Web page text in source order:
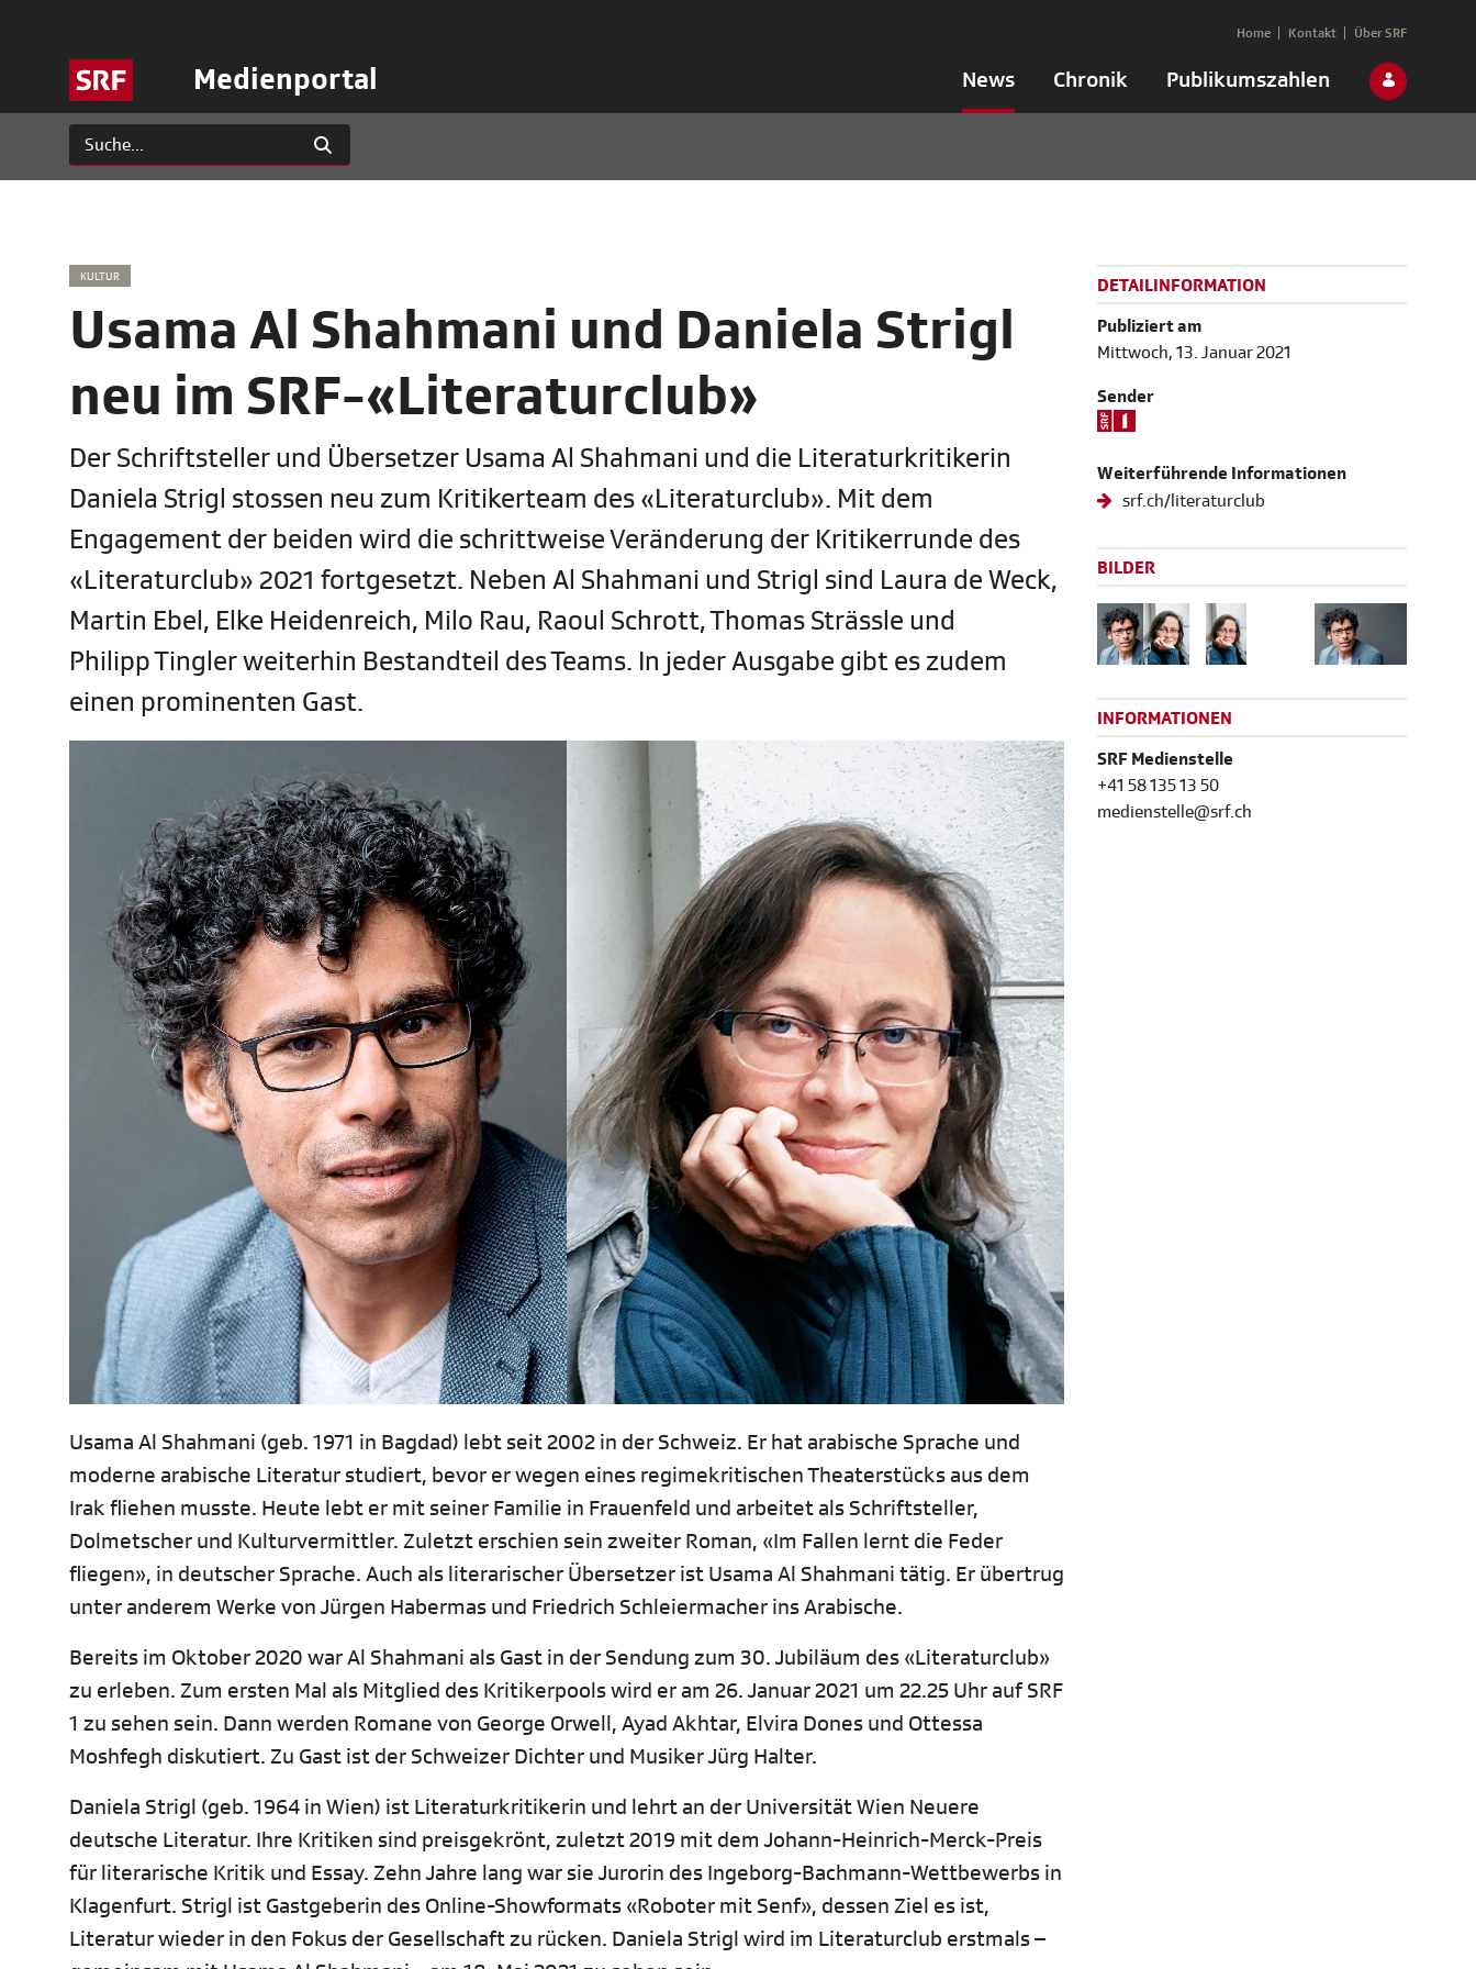
Medienportal News Chronik Publikumszahlen
Home Kontakt Über SRF
KULTUR
Usama Al Shahmani und Daniela Strigl
neu im SRF-«Literaturclub»
Der Schriftsteller und Übersetzer Usama Al Shahmani und die Literaturkritikerin
Daniela Strigl stossen neu zum Kritikerteam des «Literaturclub». Mit dem
Engagement der beiden wird die schrittweise Veränderung der Kritikerrunde des
«Literaturclub» 2021 fortgesetzt. Neben Al Shahmani und Strigl sind Laura de Weck,
Martin Ebel, Elke Heidenreich, Milo Rau, Raoul Schrott, Thomas Strässle und
Philipp Tingler weiterhin Bestandteil des Teams. In jeder Ausgabe gibt es zudem
einen prominenten Gast.
Usama Al Shahmani (geb. 1971 in Bagdad) lebt seit 2002 in der Schweiz. Er hat arabische Sprache und
moderne arabische Literatur studiert, bevor er wegen eines regimekritischen Theaterstücks aus dem
Irak fliehen musste. Heute lebt er mit seiner Familie in Frauenfeld und arbeitet als Schriftsteller,
Dolmetscher und Kulturvermittler. Zuletzt erschien sein zweiter Roman, «Im Fallen lernt die Feder
fliegen», in deutscher Sprache. Auch als literarischer Übersetzer ist Usama Al Shahmani tätig. Er übertrug
unter anderem Werke von Jürgen Habermas und Friedrich Schleiermacher ins Arabische.
Bereits im Oktober 2020 war Al Shahmani als Gast in der Sendung zum 30. Jubiläum des «Literaturclub»
zu erleben. Zum ersten Mal als Mitglied des Kritikerpools wird er am 26. Januar 2021 um 22.25 Uhr auf SRF
1 zu sehen sein. Dann werden Romane von George Orwell, Ayad Akhtar, Elvira Dones und Ottessa
Moshfegh diskutiert. Zu Gast ist der Schweizer Dichter und Musiker Jürg Halter.
Daniela Strigl (geb. 1964 in Wien) ist Literaturkritikerin und lehrt an der Universität Wien Neuere
deutsche Literatur. Ihre Kritiken sind preisgekrönt, zuletzt 2019 mit dem Johann-Heinrich-Merck-Preis
für literarische Kritik und Essay. Zehn Jahre lang war sie Jurorin des Ingeborg-Bachmann-Wettbewerbs in
Klagenfurt. Strigl ist Gastgeberin des Online-Showformats «Roboter mit Senf», dessen Ziel es ist,
Literatur wieder in den Fokus der Gesellschaft zu rücken. Daniela Strigl wird im Literaturclub erstmals –
DETAILINFORMATION
Publiziert am
Mittwoch, 13. Januar 2021
Sender
Weiterführende Informationen
srf.ch/literaturclub
BILDER
INFORMATIONEN
SRF Medienstelle
+41 58 135 13 50
medienstelle@srf.ch